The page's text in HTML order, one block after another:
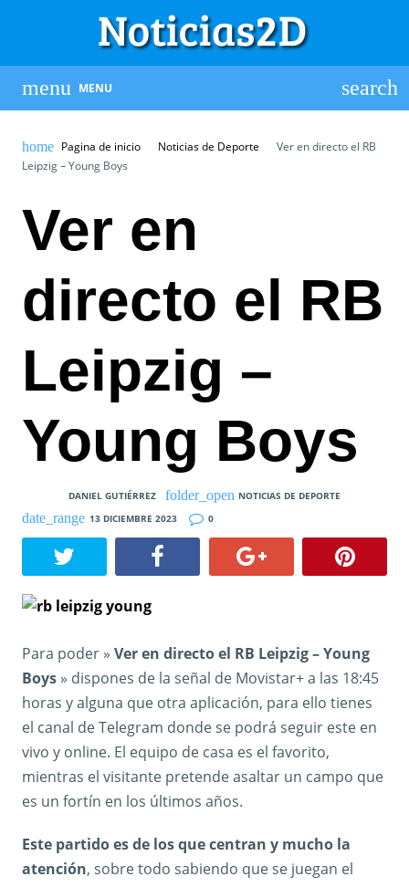
MENU
Pagina de inicio Noticias de Deporte
Ver en directo el RB
Leipzig – Young Boys
Ver en
directo el RB
Leipzig –
Young Boys
DANIEL GUTIÉRREZ
NOTICIAS DE DEPORTE
13 DICIEMBRE 2023
0
Para poder » Ver en directo el RB Leipzig – Young
Boys » dispones de la señal de Movistar+ a las 18:45
horas y alguna que otra aplicación, para ello tienes
el canal de Telegram donde se podrá seguir este en
vivo y online. El equipo de casa es el favorito,
mientras el visitante pretende asaltar un campo que
es un fortín en los últimos años.
Este partido es de los que centran y mucho la
atención, sobre todo sabiendo que se juegan el